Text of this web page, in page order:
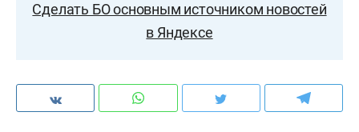
Сделать БО основным источником новостей
в Яндексе